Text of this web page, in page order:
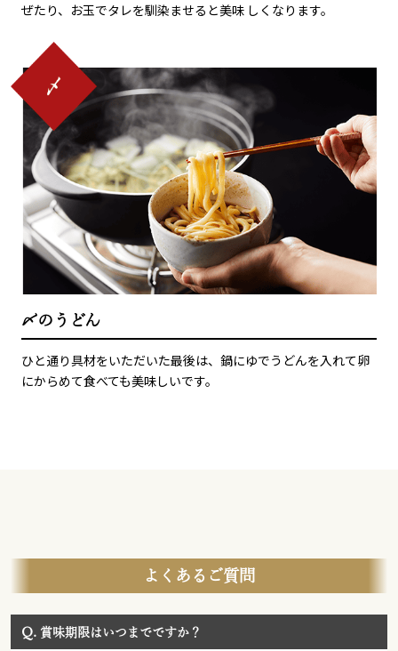
ぜたり、お玉でタレを馴染ませると美味 しくなります。
〆のうどん
ひと通り具材をいただいた最後は、鍋にゆでうどんを入れて卵
にからめて食べても美味しいです。
よくあるご質問
Q. 賞味期限はいつまでですか？